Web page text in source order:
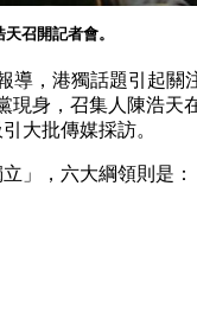
召開記者會。
導，港獨話題引起關
現身， 召集人陳浩天
大批傳媒採訪。
」，六大綱領則是：